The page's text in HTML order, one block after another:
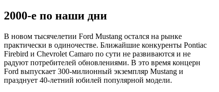
2000-е по наши дни
В новом тысячелетии Ford Mustang остался на рынке
практически в одиночестве. Ближайшие конкуренты Pontiac
Firebird и Chevrolet Camaro по сути не развиваются и не
радуют потребителей обновлениями. В это время концерн
Ford выпускает 300-милионный экземпляр Mustang и
празднует 40-летний юбилей популярной модели.